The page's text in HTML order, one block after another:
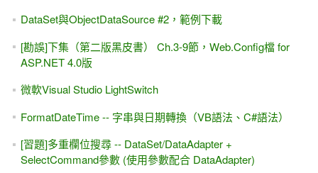
DataSet與ObjectDataSource #2，範例下載
[勘誤]下集（第二版黑皮書） Ch.3-9節，Web.Config檔 for
ASP.NET 4.0版
微軟Visual Studio LightSwitch
FormatDateTime -- 字串與日期轉換（VB語法、C#語法）
[習題]多重欄位搜尋 -- DataSet/DataAdapter +
SelectCommand參數 (使用參數配合 DataAdapter)